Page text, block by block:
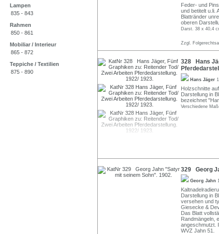
Lampen
835 - 843
Rahmen
850 - 861
Mobiliar / Interieur
865 - 872
Teppiche / Textilien
875 - 890
Feder- und
und betitelt u.li.
Blattränder
oberen
Darst. 38 x 40,4
Zzgl.
328 Hans
Hans Jäger
Holzschnitte
Darstellung in
bezeichnet
Verschiedene
329 Georg
Georg Jahn
Darstellung in
versehen und
Giesecke &
Das Blatt
Randmängeln,
angeschmutzt.
WVZ Jahn 51.